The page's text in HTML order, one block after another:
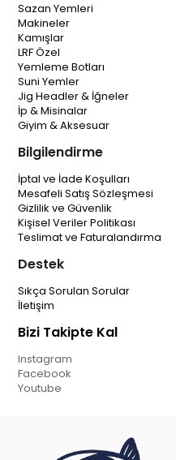
Sazan Yemleri
Makineler
Kamışlar
LRF Özel
Yemleme Botları
Suni Yemler
Jig Headler & İğneler
İp & Misinalar
Giyim & Aksesuar
Bilgilendirme
İptal ve İade Koşulları
Mesafeli Satış Sözleşmesi
Gizlilik ve Güvenlik
Kişisel Veriler Politikası
Teslimat ve Faturalandırma
Destek
Sıkça Sorulan Sorular
İletişim
Bizi Takipte Kal
Instagram
Facebook
Youtube